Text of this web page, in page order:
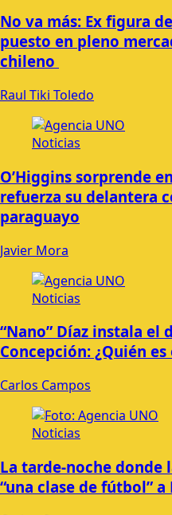
No va más: Ex figura
puesto en pleno
chileno
Raul Tiki Toledo
Noticias
O’Higgins sorprende
refuerza su delantera
paraguayo
Javier Mora
Noticias
“Nano” Díaz instala el
Concepción: ¿Quién
Carlos Campos
Noticias
La tarde-noche donde
“una clase de fútbol”